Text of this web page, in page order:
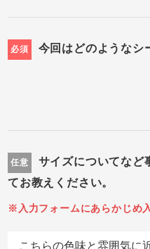
必須 今回はどのようなシ
任意
サイズについてなど
てお教えください。
※入力フォームにあらかじめ